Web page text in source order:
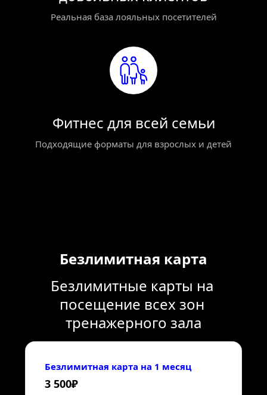
Реальная база лояльных посетителей
Фитнес для всей семьи
Подходящие форматы для взрослых и детей
Безлимитная карта
Безлимитные карты на
посещение всех зон
тренажерного зала
Безлимитная карта на 1 месяц
3 500₽